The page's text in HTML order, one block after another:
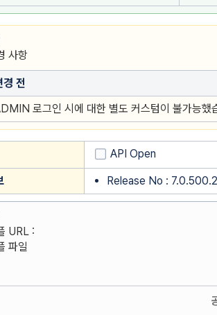
사항
경 전
로그인 시에 대한 별도 커스텀이 불가능했
API Open
Release No :
URL :
파일